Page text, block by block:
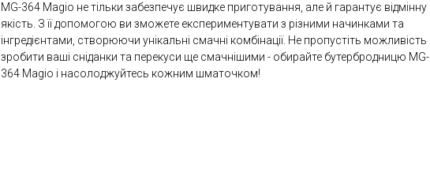
MG-364 Magio не тільки забезпечує швидке приготування, але й гарантує відмінну
якість. З її допомогою ви зможете експериментувати з різними начинками та
інгредієнтами, створюючи унікальні смачні комбінації. Не пропустіть можливість
зробити ваші сніданки та перекуси ще смачнішими - обирайте бутербродницю MG-
364 Magio і насолоджуйтесь кожним шматочком!